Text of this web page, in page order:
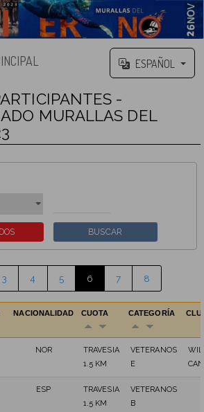
ESPAÑOL
-
MURALLAS DEL
3 4 5 6 7 8
NACIONALIDAD CUOTA CATEGORÍA
NOR
TRAVESIA
1.5 KM
VETERANOS
E
ESP
TRAVESIA
1.5 KM
VETERANOS
B